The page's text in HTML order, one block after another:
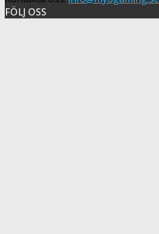
FÖLJ OSS